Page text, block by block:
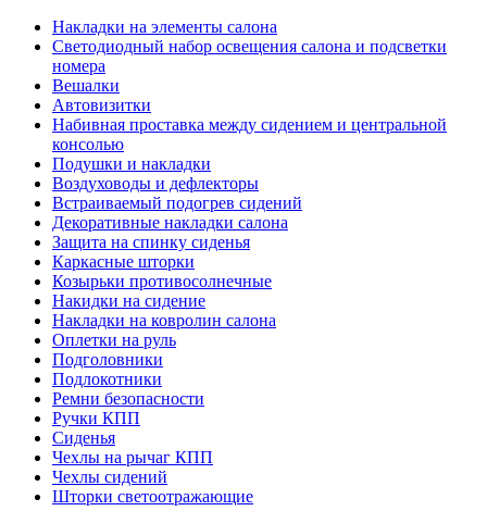
Накладки на элементы салона
Светодиодный набор освещения салона и подсветки
номера
Вешалки
Автовизитки
Набивная проставка между сидением и центральной
консолью
Подушки и накладки
Воздуховоды и дефлекторы
Встраиваемый подогрев сидений
Декоративные накладки салона
Защита на спинку сиденья
Каркасные шторки
Козырьки противосолнечные
Накидки на сидение
Накладки на ковролин салона
Оплетки на руль
Подголовники
Подлокотники
Ремни безопасности
Ручки КПП
Сиденья
Чехлы на рычаг КПП
Чехлы сидений
Шторки светоотражающие